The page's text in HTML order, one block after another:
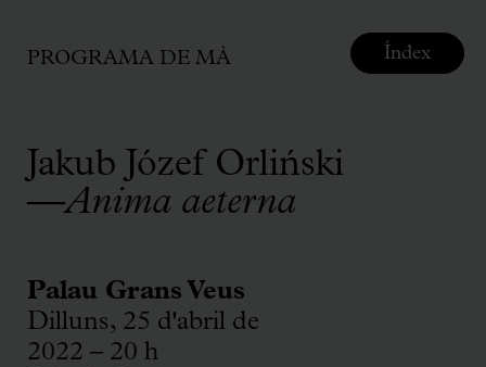
PROGRAMA DE MÀ
Jakub Józef Orliński
—Anima aeterna
Palau Grans Veus
Dilluns, 25 d'abril de
2022 – 20 h
Índex